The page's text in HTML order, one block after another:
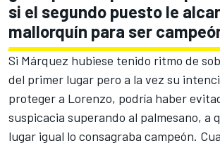
si el segundo puesto le
mallorquín para ser
Si Márquez hubiese tenido ritmo de
del primer lugar pero a la vez su
proteger a Lorenzo, podría haber
suspicacia superando al palmesano, a
lugar igual lo consagraba campeón.